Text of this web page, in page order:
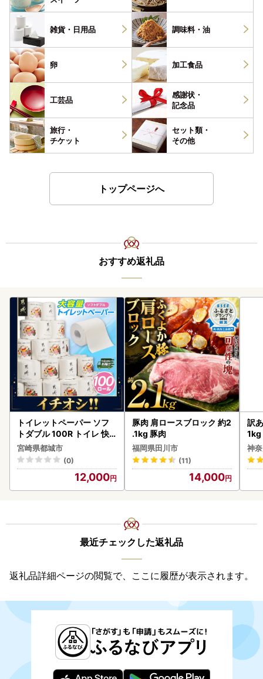
雑貨・ 日用品 調味料・ 油
卵 加工食品
工芸品
感謝状・
記念品
旅行・
チケット
セット類・
その他
トップページへ
おすすめ返礼品
トイレットペーパー ソフ
トダブル 100R トイレ 快
速〔12-I5-TP100-R〕
宮崎県都城市
(0)
12,000
豚肉 肩ロースブロック 約2
.1kg 豚肉
福岡県田川市
(11)
14,000
訳
1kg
神
最近チェックした返礼品
返礼品詳細ページの閲覧で、ここに履歴が表示されます。